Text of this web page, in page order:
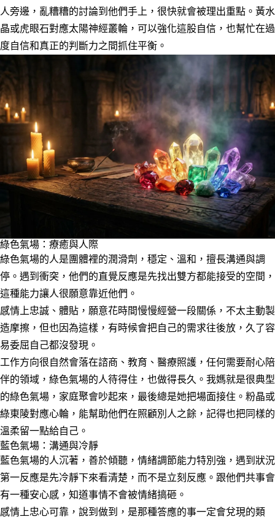
人旁邊，亂糟糟的討論到他們手上，很快就會被理出重點。黃水
晶或虎眼石對應太陽神經叢輪，可以強化這股自信，也幫忙在過
度自信和真正的判斷力之間抓住平衡。
綠色氣場：療癒與人際
綠色氣場的人是團體裡的潤滑劑，穩定、溫和，擅長溝通與調
停。遇到衝突，他們的直覺反應是先找出雙方都能接受的空間，
這種能力讓人很願意靠近他們。
感情上忠誠、體貼，願意花時間慢慢經營一段關係，不太主動製
造摩擦，但也因為這樣，有時候會把自己的需求往後放，久了容
易委屈自己都沒發現。
工作方向很自然會落在諮商、教育、醫療照護，任何需要耐心陪
伴的領域，綠色氣場的人待得住，也做得長久。我媽就是很典型
的綠色氣場，家庭聚會吵起來，最後總是她把場面接住。粉晶或
綠東陵對應心輪，能幫助他們在照顧別人之餘，記得也把同樣的
溫柔留一點給自己。
藍色氣場：溝通與冷靜
藍色氣場的人沉著，善於傾聽，情緒調節能力特別強，遇到狀況
第一反應是先冷靜下來看清楚，而不是立刻反應。跟他們共事會
有一種安心感，知道事情不會被情緒搞砸。
感情上忠心可靠，說到做到，是那種答應的事一定會兌現的類